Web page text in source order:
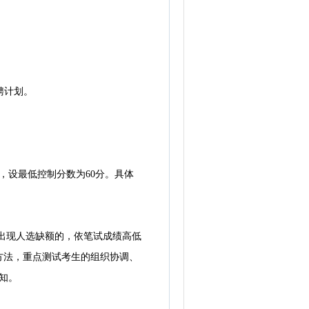
划。
最低控制分数为60分。具体
人选缺额的，依笔试成绩高低
，重点测试考生的组织协调、
。